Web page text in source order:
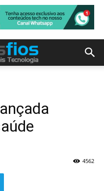
4562